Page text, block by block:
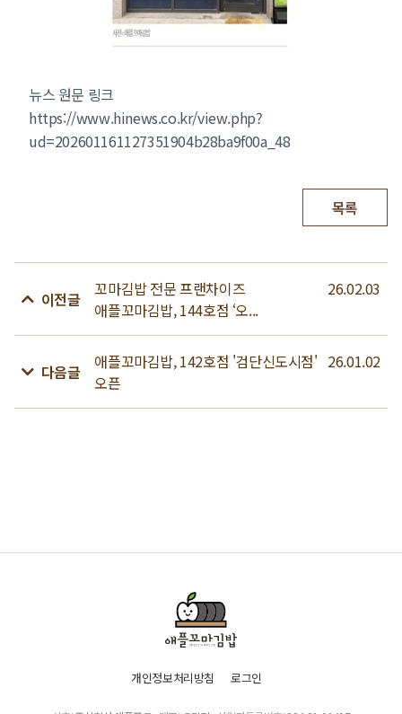
뉴스 원문 링크
https://www.hinews.co.kr/view.php?
ud=202601161127351904b28ba9f00a_48
목록
이전글
꼬마김밥 전문 프랜차이즈
애플꼬마김밥, 144호점 ‘오...
26.02.03
다음글
애플꼬마김밥, 142호점 '검단신도시점'
오픈
26.01.02
개인정보처리방침 로그인